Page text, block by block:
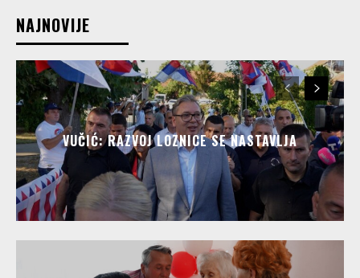
NAJNOVIJE
VUČIĆ: RAZVOJ LOZNICE SE NASTAVLJA